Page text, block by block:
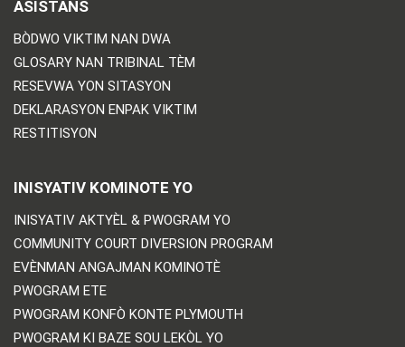
ASISTANS
BÒDWO VIKTIM NAN DWA
GLOSARY NAN TRIBINAL TÈM
RESEVWA YON SITASYON
DEKLARASYON ENPAK VIKTIM
RESTITISYON
INISYATIV KOMINOTE YO
INISYATIV AKTYÈL & PWOGRAM YO
COMMUNITY COURT DIVERSION PROGRAM
EVÈNMAN ANGAJMAN KOMINOTÈ
PWOGRAM ETE
PWOGRAM KONFÒ KONTE PLYMOUTH
PWOGRAM KI BAZE SOU LEKÒL YO